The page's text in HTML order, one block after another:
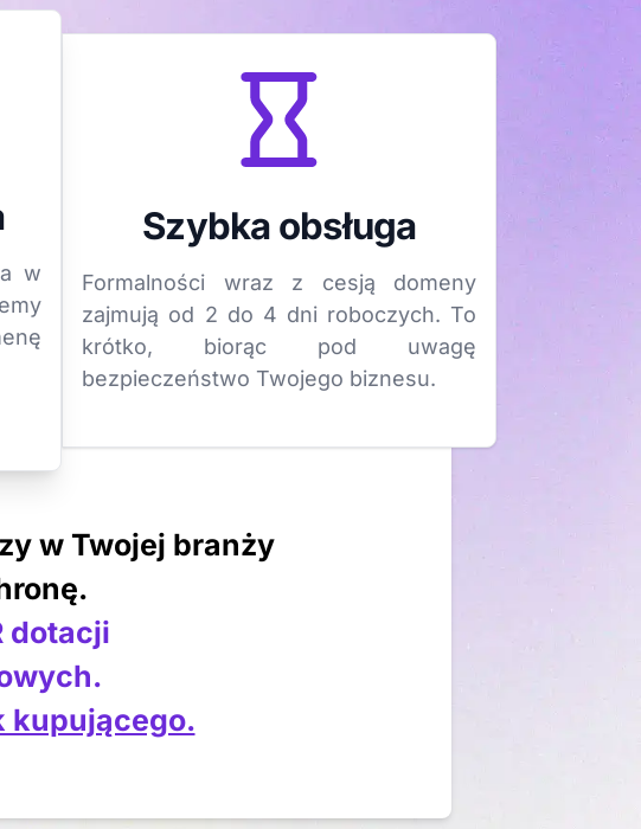
w
Szybka obsługa
Formalności wraz z cesją domeny
zajmują od 2 do 4 dni roboczych. To
krótko, biorąc pod uwagę
bezpieczeństwo Twojego biznesu.
w Twojej branży
dotacji
kupującego.